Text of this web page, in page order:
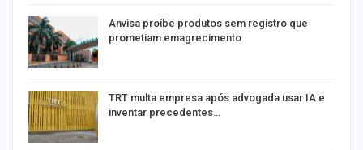
Anvisa proíbe produtos sem registro que
prometiam emagrecimento
TRT multa empresa após advogada usar IA e
inventar precedentes…